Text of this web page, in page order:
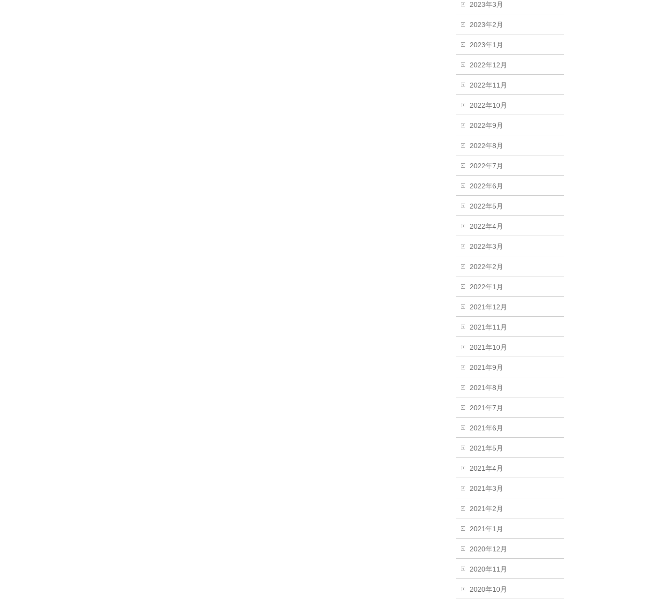
2023年3月
2023年2月
2023年1月
2022年12月
2022年11月
2022年10月
2022年9月
2022年8月
2022年7月
2022年6月
2022年5月
2022年4月
2022年3月
2022年2月
2022年1月
2021年12月
2021年11月
2021年10月
2021年9月
2021年8月
2021年7月
2021年6月
2021年5月
2021年4月
2021年3月
2021年2月
2021年1月
2020年12月
2020年11月
2020年10月